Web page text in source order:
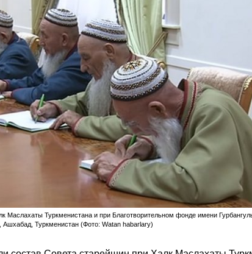
Маслахаты Туркменистана и при Благотворительном фонде имени
Ашхабад, Туркменистан (Фото: Watan habarlary)